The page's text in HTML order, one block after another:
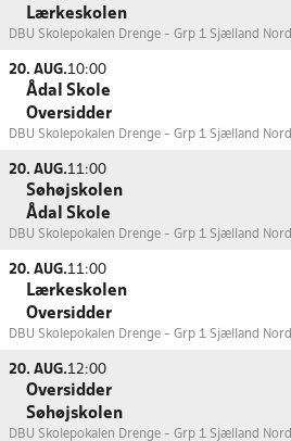
Lærkeskolen
DBU Skolepokalen Drenge - Grp 1 Sjælland Nord
20. AUG.10:00
Ådal Skole
Oversidder
DBU Skolepokalen Drenge - Grp 1 Sjælland Nord
20. AUG.11:00
Søhøjskolen
Ådal Skole
DBU Skolepokalen Drenge - Grp 1 Sjælland Nord
20. AUG.11:00
Lærkeskolen
Oversidder
DBU Skolepokalen Drenge - Grp 1 Sjælland Nord
20. AUG.12:00
Oversidder
Søhøjskolen
DBU Skolepokalen Drenge - Grp 1 Sjælland Nord